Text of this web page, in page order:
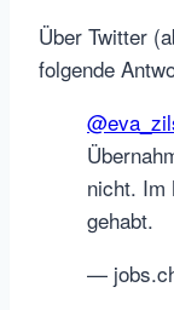
Über Twitter
folgende
nicht. Im
gehabt.
—